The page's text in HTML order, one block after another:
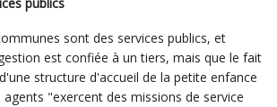
sont des services publics, et
est confiée à un tiers, mais que le fait
structure d'accueil de la petite enfance
"exercent des missions de service